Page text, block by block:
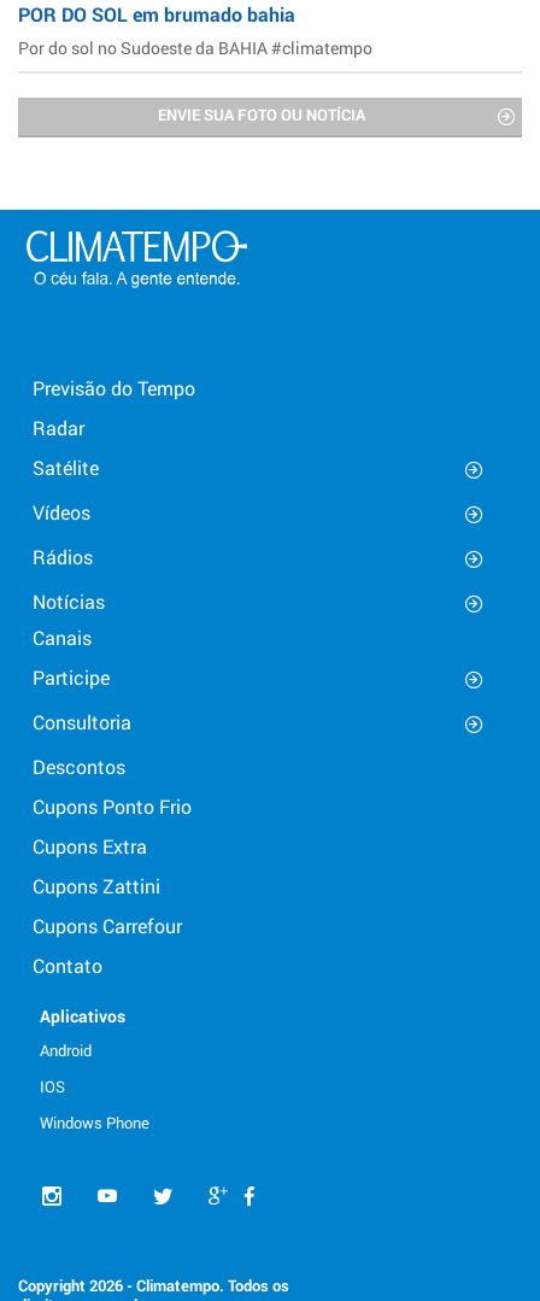
POR DO SOL em brumado bahia
Por do sol no Sudoeste da BAHIA #climatempo
ENVIE SUA FOTO OU NOTÍCIA
Previsão do Tempo
Radar
Satélite
Vídeos
Rádios
Notícias
Canais
Participe
Consultoria
Descontos
Cupons Ponto Frio
Cupons Extra
Cupons Zattini
Cupons Carrefour
Contato
Aplicativos
Android
IOS
Windows Phone
Copyright 2026 - Climatempo. Todos os